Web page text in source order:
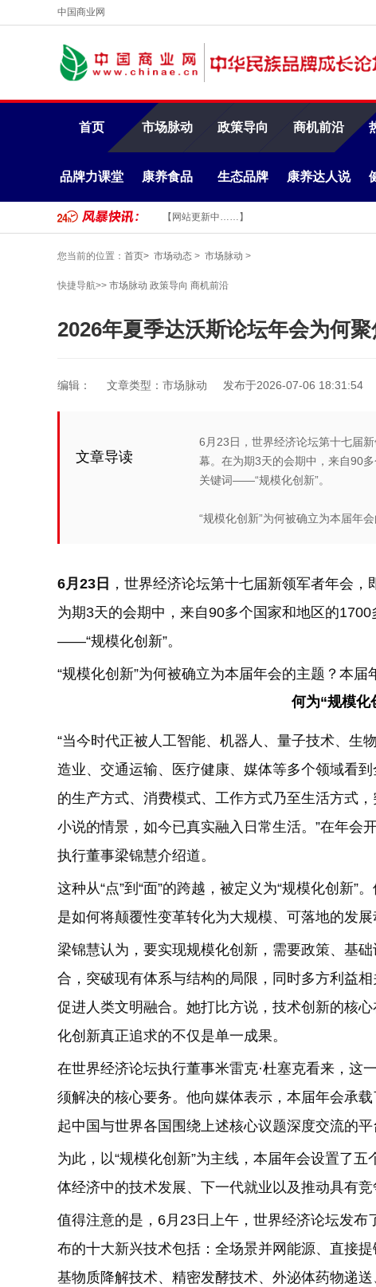
中国商业网
首页 市场脉动 政策导向 商机前沿
品牌力课堂 康养食品 生态品牌 康养达人说
【网站更新中……】
您当前的位置： 首页> 市场动态 > 市场脉动 >
快捷导航>> 市场脉动 政策导向 商机前沿
2026年夏季达沃斯论坛年会为何聚
编辑： 文章类型：市场脉动 发布于2026-07-06 18:31:54
文章导读
6月23日，世界经济论坛第十七届
幕。在为期3天的会期中，来自90
关键词——“规模化创新”。
“规模化创新”为何被确立为本届年
6月23日 ，世界经济论坛第十七届新领军者年会
为期3天的会期中，来自90多个国家和地区的
——“规模化创新”。
“规模化创新”为何被确立为本届年会的主题？本届
何为“规模化
“当今时代正被人工智能、机器人、量子技术、生
造业、交通运输、医疗健康、媒体等多个领域看
的生产方式、消费模式、工作方式乃至生活方式
小说的情景，如今已真实融入日常生活。”在年会
执行董事梁锦慧介绍道。
这种从“点”到“面”的跨越，被定义为“规模化创新
是如何将颠覆性变革转化为大规模、可落地的发展
梁锦慧认为，要实现规模化创新，需要政策、基
合，突破现有体系与结构的局限，同时多方利益
促进人类文明融合。她打比方说，技术创新的核
化创新真正追求的不仅是单一成果。
在世界经济论坛执行董事米雷克·杜塞克看来，这
须解决的核心要务。他向媒体表示，本届年会承
起中国与世界各国围绕上述核心议题深度交流的平
为此，以“规模化创新”为主线，本届年会设置了
体经济中的技术发展、下一代就业以及推动具有竞
值得注意的是，6月23日上午，世界经济论坛发
布的十大新兴技术包括：全场景并网能源、直接
基物质降解技术、精密发酵技术、外泌体药物递